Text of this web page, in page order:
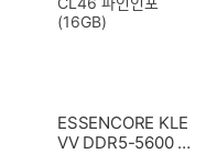
ESSENCORE KLE
VV DDR5-5600 C